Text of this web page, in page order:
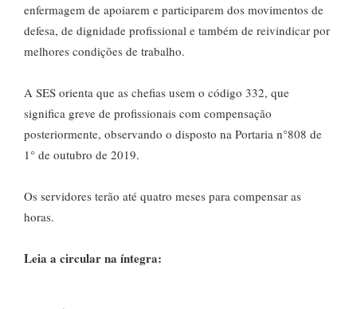
enfermagem de apoiarem e participarem dos movimentos de
defesa, de dignidade profissional e também de reivindicar por
melhores condições de trabalho.
A SES orienta que as chefias usem o código 332, que
significa greve de profissionais com compensação
posteriormente, observando o disposto na Portaria n°808 de
1° de outubro de 2019.
Os servidores terão até quatro meses para compensar as
horas.
Leia a circular na íntegra: